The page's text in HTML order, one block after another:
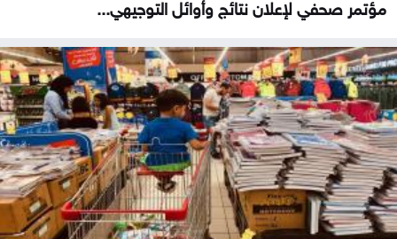
مؤتمر صحفي لإعلان نتائج وأوائل التوجيهي...